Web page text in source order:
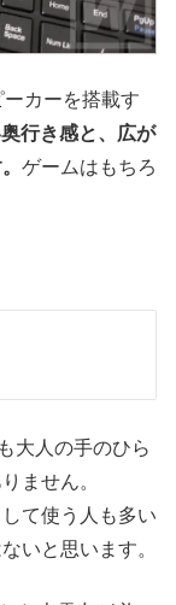
カーを搭載す
行き感と、広が
ゲームはもちろ
大人の手のひら
ません。
て使う人も多い
いと思います。